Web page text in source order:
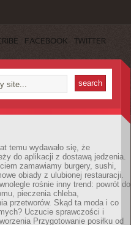
FACEBOOK TWITTER
temu wydawało się, że
do aplikacji z dostawą jedzenia.
zamawiamy burgery, sushi,
obiady z ulubionej restauracji.
rośnie inny trend: powrót do
pieczenia chleba,
przetworów. Skąd ta moda i co
Uczucie sprawczości i
Przygotowanie posiłku od